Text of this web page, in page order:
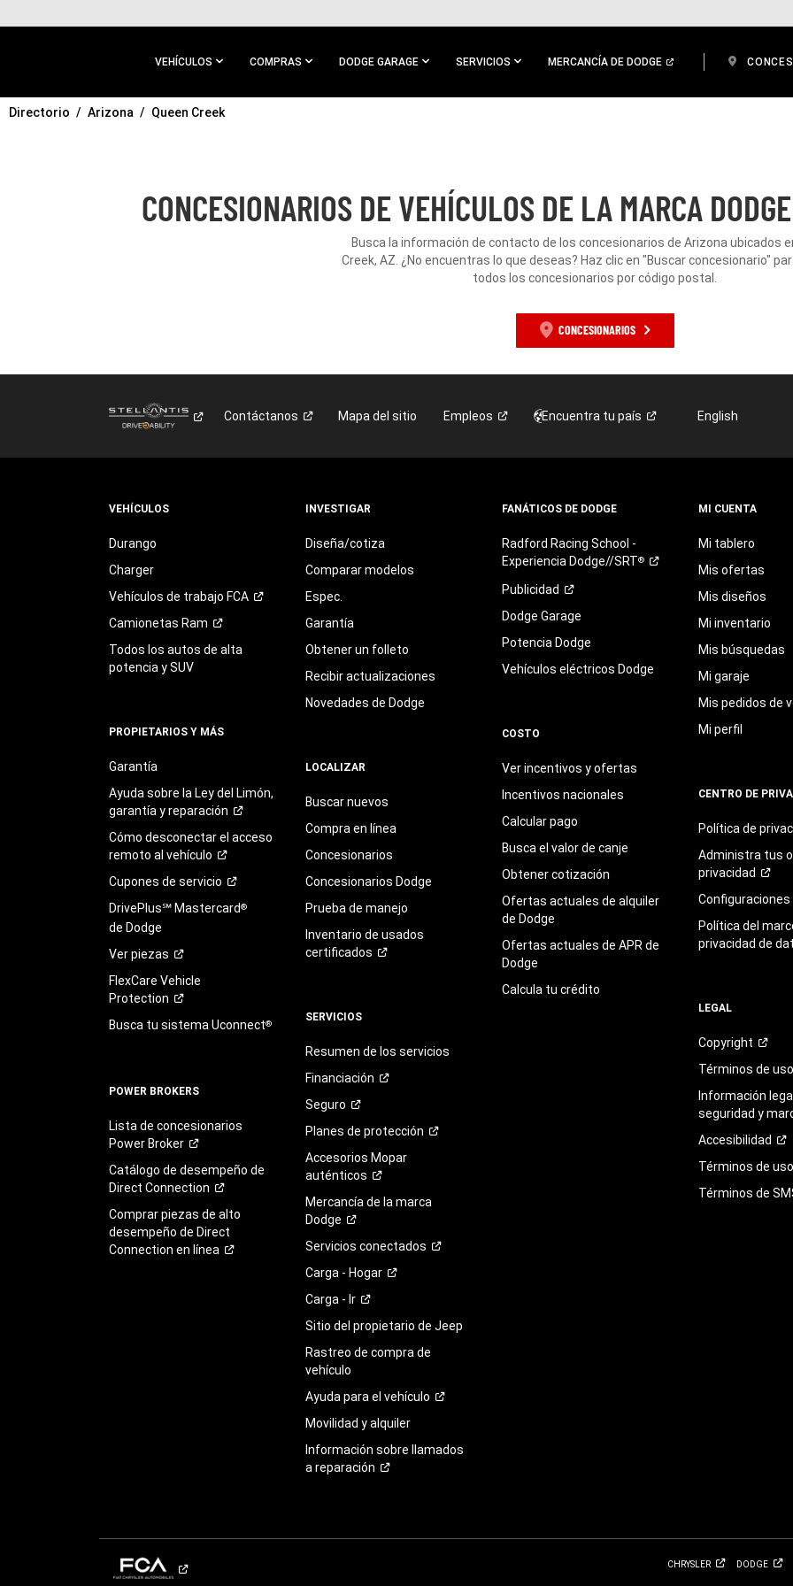
CONTENIDO
VEHÍCULOS COMPRAS DODGE GARAGE SERVICIOS MERCANCÍA DE DODGE
IR A
Directorio Arizona Queen Creek
CONCESIONARIOS DE VEHÍCULOS DE LA MARCA
Busca la información de contacto de los concesionarios de Arizona ubicados
Creek, AZ. ¿No encuentras lo que deseas? Haz clic en "Buscar concesionario"
todos los concesionarios por código postal.
CONCESIONARIOS
Contáctanos Mapa del sitio Empleos Encuentra tu país English
VEHÍCULOS
Durango
Charger
Vehículos de trabajo FCA
Camionetas Ram
Todos los autos de alta
potencia y SUV
PROPIETARIOS Y MÁS
Garantía
Ayuda sobre la Ley del Limón,
garantía yreparación
Cómo desconectar el acceso
remoto al vehículo
Cupones de servicio
DrivePlus℠ Mastercard®
de Dodge
Verpiezas
FlexCare Vehicle
Protection
Busca tu sistema Uconnect®
POWER BROKERS
Lista de concesionarios
Power Broker
Catálogo de desempeño de
Direct Connection
Comprar piezas de alto
desempeño de Direct
Connection en línea
INVESTIGAR
Diseña/cotiza
Comparar modelos
Espec.
Garantía
Obtener un folleto
Recibir actualizaciones
Novedades de Dodge
LOCALIZAR
Buscar nuevos
Compra en línea
Concesionarios
Concesionarios Dodge
Prueba de manejo
Inventario de usados
certificados
SERVICIOS
Resumen de los servicios
Financiación
Seguro
Planes de protección
Accesorios Mopar
auténticos
Mercancía de la marca
Dodge
Servicios conectados
Carga - Hogar
Carga - Ir
Sitio del propietario de Jeep
Rastreo de compra de
vehículo
Ayuda para el vehículo
Movilidad y alquiler
Información sobre llamados
a reparación
FANÁTICOS DE DODGE
Radford Racing School -
Experiencia Dodge//SRT®
Publicidad
Dodge Garage
Potencia Dodge
Vehículos eléctricos Dodge
COSTO
Ver incentivos y ofertas
Incentivos nacionales
Calcular pago
Busca el valor de canje
Obtener cotización
Ofertas actuales de alquiler
de Dodge
Ofertas actuales de APR de
Dodge
Calcula tu crédito
MI CUENTA
Mi tablero
Mis ofertas
Mis diseños
Mi inventario
Mis búsquedas
Mi garaje
Mis pedidos de
Mi perfil
CENTRO DE
Política de
Administra tus
privacidad
Configuraciones
Política del
privacidad de
LEGAL
Copyright
Términos deuso
Información
seguridad y
Accesibilidad
Términos de
Términos de
CHRYSLER DODGE